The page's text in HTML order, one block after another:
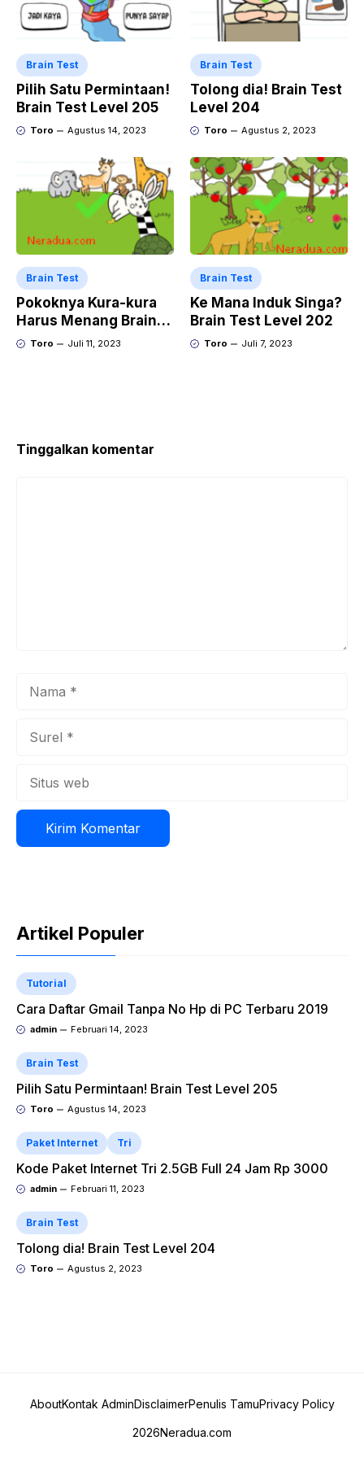
Brain Test
Pilih Satu Permintaan!
Brain Test Level 205
Toro Agustus 14, 2023
Brain Test
Tolong dia! Brain Test
Level 204
Toro Agustus 2, 2023
Brain Test
Pokoknya Kura-kura
Harus Menang Brain
Test Level 203
Toro Juli 11, 2023
Brain Test
Ke Mana Induk Singa?
Brain Test Level 202
Toro Juli 7, 2023
Tinggalkan komentar
Artikel Populer
Tutorial
Cara Daftar Gmail Tanpa No Hp di PC Terbaru 2019
admin Februari 14, 2023
Brain Test
Pilih Satu Permintaan! Brain Test Level 205
Toro Agustus 14, 2023
Paket Internet Tri
Kode Paket Internet Tri 2.5GB Full 24 Jam Rp 3000
admin Februari 11, 2023
Brain Test
Tolong dia! Brain Test Level 204
Toro Agustus 2, 2023
AboutKontak AdminDisclaimerPenulis TamuPrivacy Policy
2026Neradua.com